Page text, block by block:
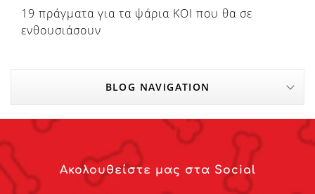
19 πράγματα για τα ψάρια KOI που θα σε
ενθουσιάσουν
BLOG NAVIGATION
Ακολουθείστε μας στα Social